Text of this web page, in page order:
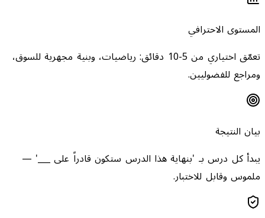
المستوى الاحترافي
تعمّق اختياري من 5-10 دقائق: رياضيات، وبنية مجهرية للسوق،
ومراجع للفضوليين.
بيان النتيجة
يبدأ كل درس بـ 'بنهاية هذا الدرس ستكون قادراً على ___' —
ملموس وقابل للاختبار.